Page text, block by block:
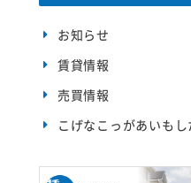
お知らせ
賃貸情報
売買情報
こげなこっがあいもし